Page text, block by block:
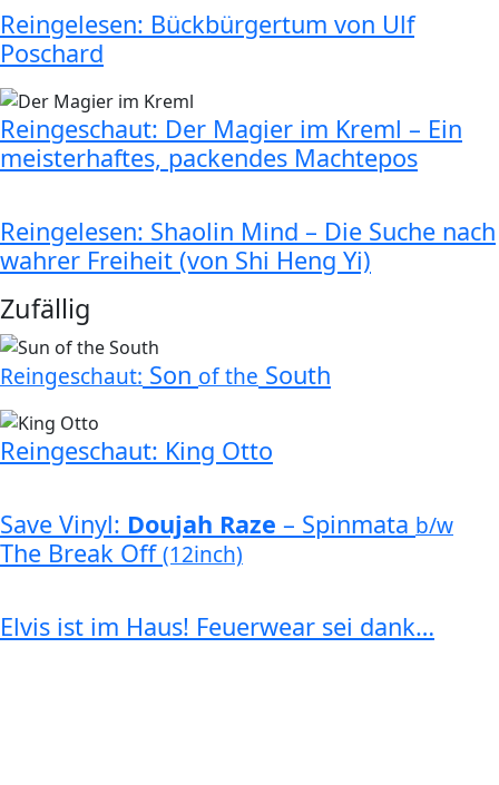
Reingelesen: Bückbürgertum von Ulf
Poschard
Reingeschaut: Der Magier im Kreml – Ein
meisterhaftes, packendes Machtepos
Reingelesen: Shaolin Mind – Die Suche nach
wahrer Freiheit (von Shi Heng Yi)
Zufällig
Reingeschaut: Son of the South
Reingeschaut: King Otto
Save Vinyl: Doujah Raze – Spinmata b/w
The Break Off(12inch)
Elvis ist im Haus! Feuerwear sei dank…